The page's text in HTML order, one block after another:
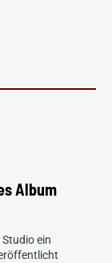
Album
Studio ein